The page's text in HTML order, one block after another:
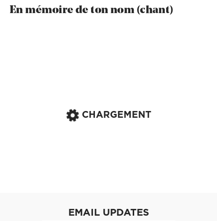
En mémoire de ton nom (chant)
CHARGEMENT
EMAIL UPDATES